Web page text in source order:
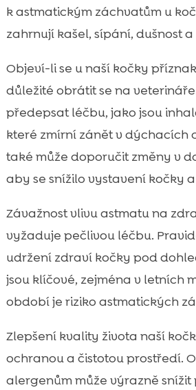
k astmatickým záchvatům u
zahrnují kašel, sípání, dušnost
Objeví-li se u naší kočky
důležité obrátit se na
předepsat léčbu, jako jsou
které zmírní zánět v dýchacích
také může doporučit změny v
aby se snížilo vystavení kočky
Závažnost vlivu astmatu na
vyžaduje pečlivou léčbu.
udržení zdraví kočky pod
jsou klíčové, zejména v letních
období je riziko astmatických
Zlepšení kvality života naší
ochranou a čistotou prostředí.
alergenům může výrazně